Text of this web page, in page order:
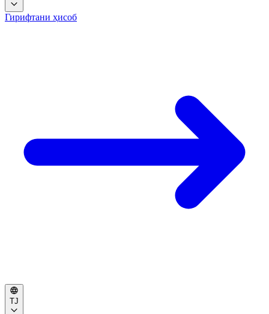
Гирифтани ҳисоб
TJ